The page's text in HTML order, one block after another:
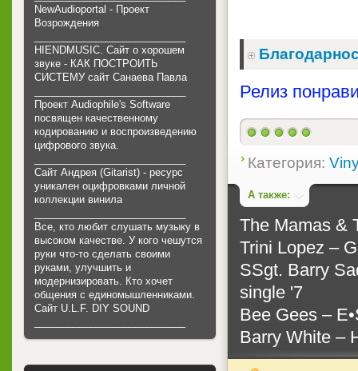
Релиз
Категория:
А также:
The Mamas &
Trini Lopez ‎–
SSgt. Barry
single '7
Bee Gees ‎–
Barry White ‎–
NewAudioportal - Проект
Возрождения
HIENDMUSIC. Сайт о хорошем
звуке - КАК ПОСТРОИТЬ
СИСТЕМУ сайт Санаева Павла
Проект Audiophile's Software
посвящен качественному
кодированию и воспроизведению
цифрового звука.
Сайт Андрея (Gitarist) - ресурс
уникален оцифровками личной
коллекции винила
Все, кто любит слушать музыку в
высоком качестве. У кого чешутся
руки что-то сделать своими
руками, улучшить и
модернизировать. Кто хочет
общения с единомышленниками.
Cайт U.L.F. DIY SOUND